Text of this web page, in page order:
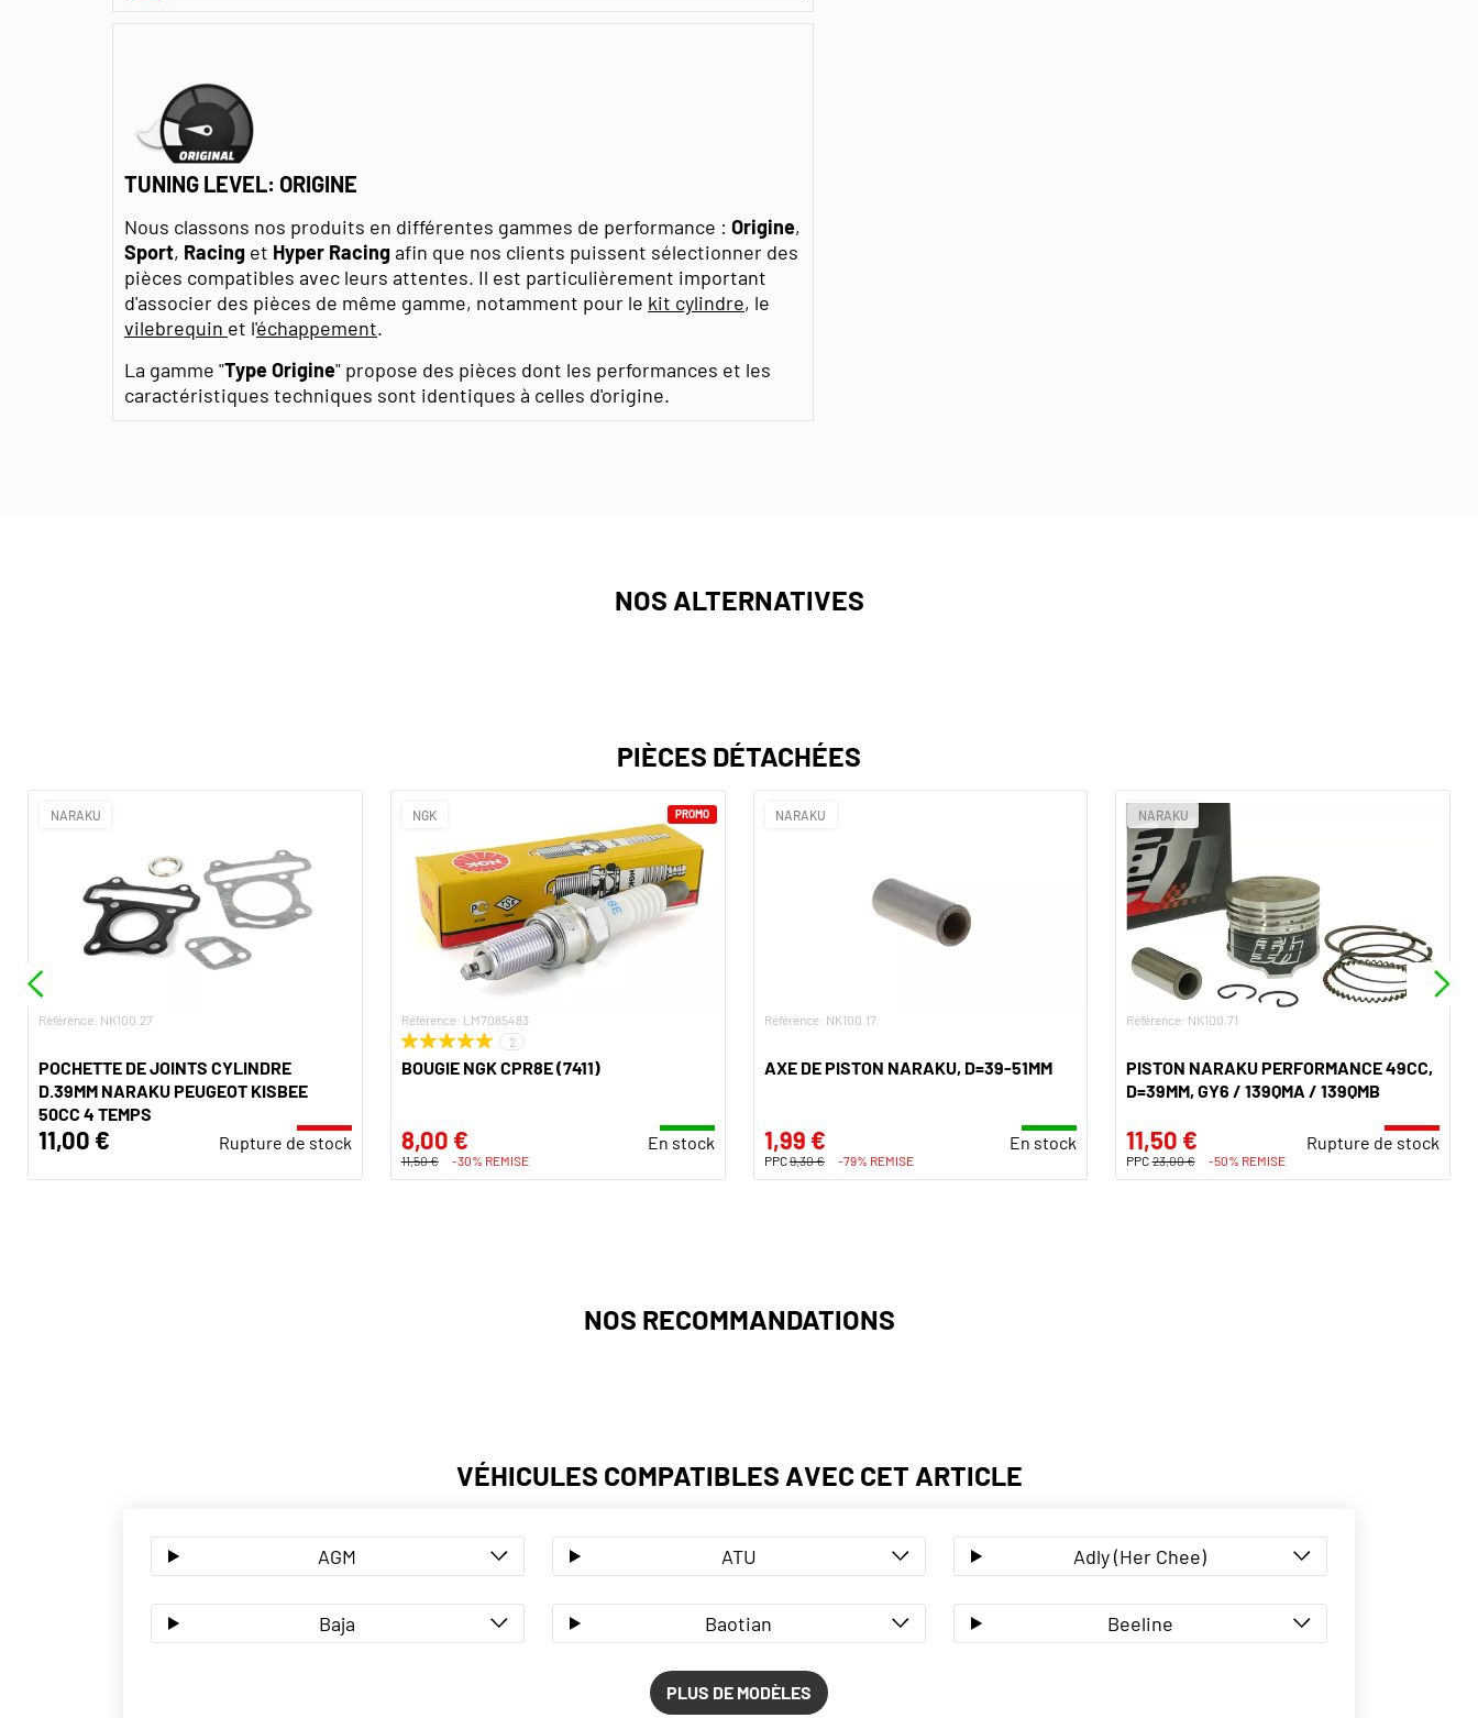
TUNING LEVEL: ORIGINE
Nous classons nos produits en différentes gammes de performance : Origine,
Sport, Racing et Hyper Racingafin que nos clients puissent sélectionner des
pièces compatibles avec leurs attentes. Il est particulièrement important
d'associer des pièces de même gamme, notamment pour le kit cylindre, le
vilebrequin et l'échappement.
La gamme "Type Origine" propose des pièces dont les performances et les
caractéristiques techniques sont identiques à celles d'origine.
NOS ALTERNATIVES
PIÈCES DÉTACHÉES
NARAKU
Référence: NK100.27
POCHETTE DE JOINTS CYLINDRE
D.39MM NARAKU PEUGEOT KISBEE
50CC 4 TEMPS
11,00 € Rupture de stock
NGK
Référence: LM7085483
2
BOUGIE NGK CPR8E (7411)
8,00 € En stock
11,50 € -30% REMISE
PROMO NARAKU
Référence: NK100.17
AXE DE PISTON NARAKU, D=39-51MM
1,99 € En stock
PPC9,30 € -79% REMISE
NARAKU
Référence: NK100.71
PISTON NARAKU PERFORMANCE 49CC,
D=39MM, GY6 / 139QMA / 139QMB
11,50 € Rupture de stock
PPC23,00 € -50% REMISE
NOS RECOMMANDATIONS
VÉHICULES COMPATIBLES AVEC CET ARTICLE
AGM ATU Adly (Her Chee)
Baja Baotian Beeline
PLUS DE MODÈLES